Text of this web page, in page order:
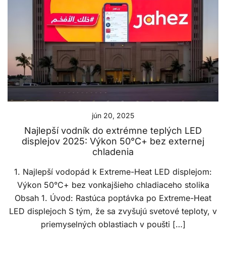
jún 20, 2025
Najlepší vodník do extrémne teplých LED
displejov 2025: Výkon 50°C+ bez externej
chladenia
1. Najlepší vodopád k Extreme-Heat LED displejom:
Výkon 50°C+ bez vonkajšieho chladiaceho stolika
Obsah 1. Úvod: Rastúca poptávka po Extreme-Heat
LED displejoch S tým, že sa zvyšujú svetové teploty, v
priemyselných oblastiach v poušti […]